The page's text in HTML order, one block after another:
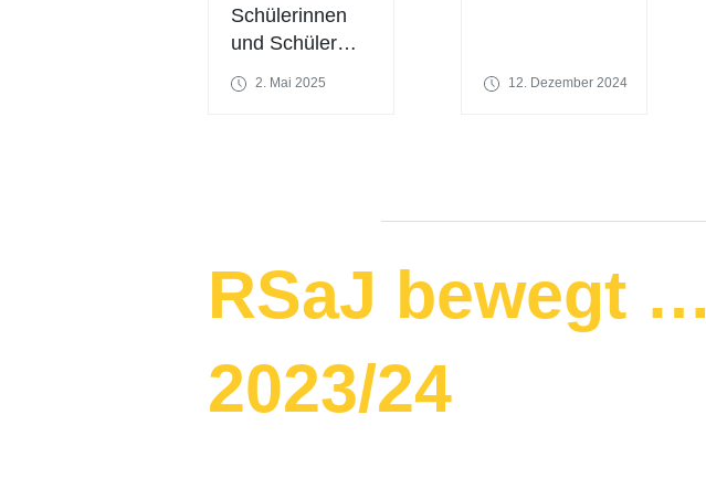
Schülerinnen
und Schüler…
2. Mai 2025 12. Dezember 2024
RSaJ bewegt …
2023/24